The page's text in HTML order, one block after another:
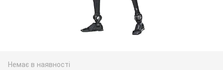
Немає в наявності